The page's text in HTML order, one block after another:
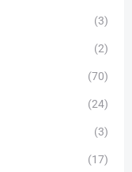
(3)
(2)
(70)
(24)
(3)
(17)